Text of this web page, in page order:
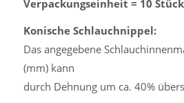
Verpackungseinheit = 10 Stück
Konische Schlauchnippel:
Das angegebene
(mm) kann
durch Dehnung um ca. 40%